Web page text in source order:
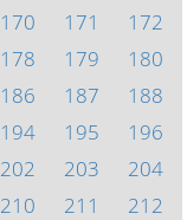
170 171
172
178 179
180
186 187
188
194 195
196
202 203
204
210 211
212